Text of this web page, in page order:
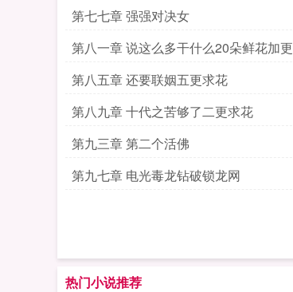
续
第七七章 强强对决女
第八一章 说这么多干什么20朵鲜花加更
第八五章 还要联姻五更求花
第八九章 十代之苦够了二更求花
第九三章 第二个活佛
第九七章 电光毒龙钻破锁龙网
热门小说推荐